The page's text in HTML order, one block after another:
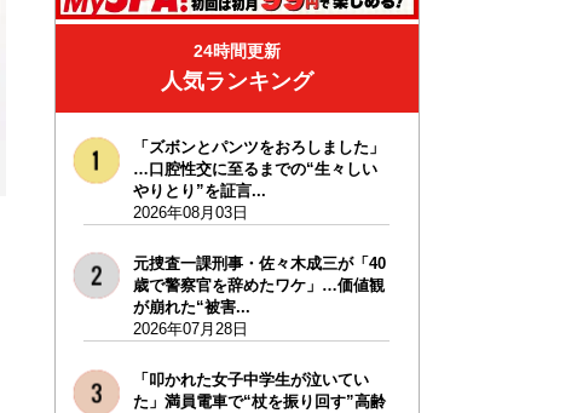
24時間更新
人気ランキング
「ズボンとパンツをおろしました」
…口腔性交に至るまでの“生々しい
やりとり”を証言...
2026年08月03日
元捜査一課刑事・佐々木成三が「40
歳で警察官を辞めたワケ」…価値観
が崩れた“被害...
2026年07月28日
「叩かれた女子中学生が泣いてい
た」満員電車で“杖を振り回す”高齢